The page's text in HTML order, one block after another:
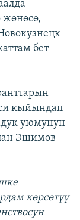
жөнөсө,
бет
кыйындап
уюмунун
Эшимов
көрсөтүү